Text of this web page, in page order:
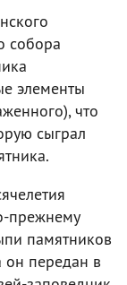
собора
элементы
что
сыграл
прежнему
памятников
он передан в